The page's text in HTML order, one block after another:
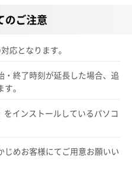
のご注意
応となります。
・終了時刻が延長した場合、追
。
インストールしているパソコ
めお客様にてご用意お願いい